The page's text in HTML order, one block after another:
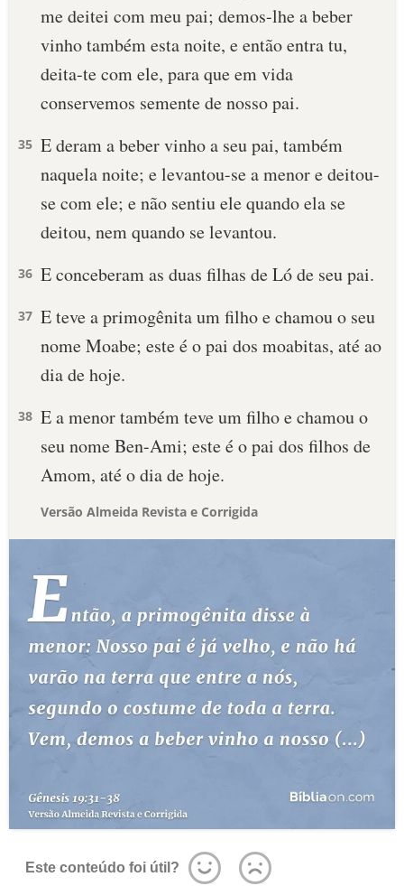
me deitei com meu pai; demos-lhe a beber
vinho também esta noite, e então entra tu,
deita-te com ele, para que em vida
conservemos semente de nosso pai.
35 E deram a beber vinho a seu pai, também
naquela noite; e levantou-se a menor e deitou-
se com ele; e não sentiu ele quando ela se
deitou, nem quando se levantou.
36 E conceberam as duas filhas de Ló de seu pai.
37 E teve a primogênita um filho e chamou o seu
nome Moabe; este é o pai dos moabitas, até ao
dia de hoje.
38 E a menor também teve um filho e chamou o
seu nome Ben-Ami; este é o pai dos filhos de
Amom, até o dia de hoje.
Versão Almeida Revista e Corrigida
Este conteúdo foi útil?